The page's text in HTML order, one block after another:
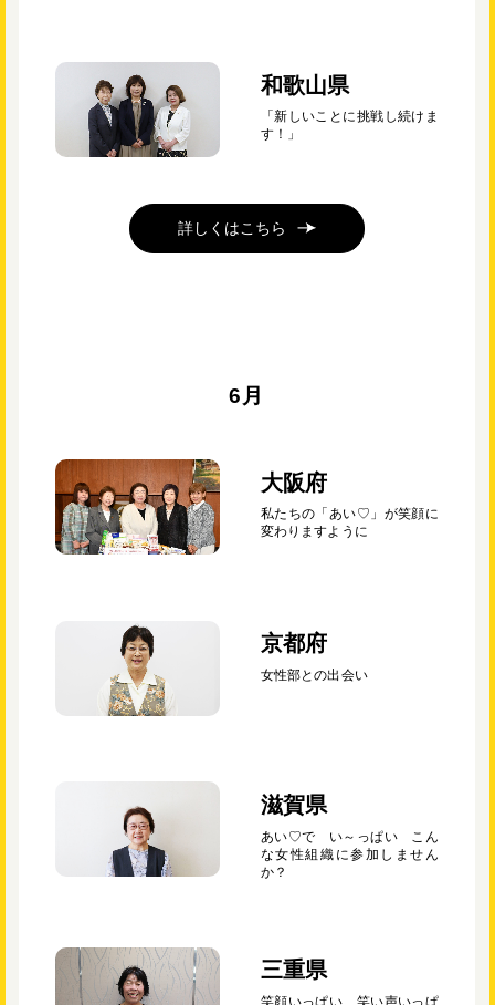
和歌山県
「新しいことに挑戦し続けま
す！」
詳しくはこちら
6月
大阪府
私たちの「あい♡」が笑顔に
変わりますように
京都府
女性部との出会い
滋賀県
あい♡で い～っぱい こん
な女性組織に参加しません
か？
三重県
笑顔いっぱい、笑い声いっぱ